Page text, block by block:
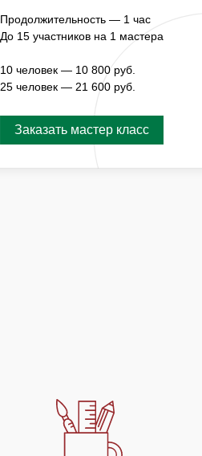
ДО 15 УЧАСТНИКОВ НА 1 МАСТЕРА
Заказать мастер класс
Продолжительность — 1 час
До 15 участников на 1 мастера
10 человек — 10 800 руб.
25 человек — 21 600 руб.
Заказать мастер класс